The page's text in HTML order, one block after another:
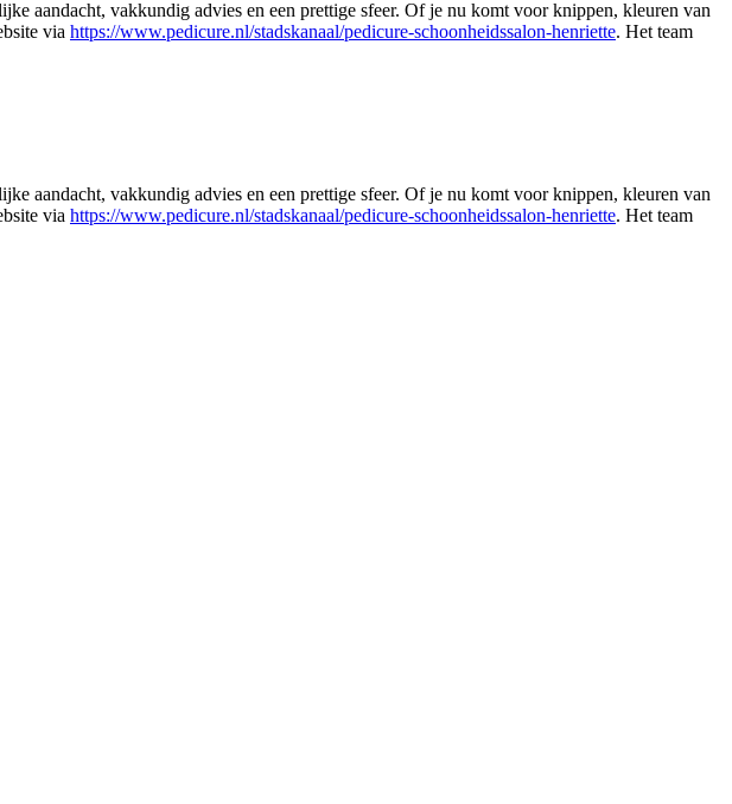
aandacht, vakkundig advies en een prettige sfeer. Of je nu komt voor knippen, kleuren van
via https://www.pedicure.nl/stadskanaal/pedicure-schoonheidssalon-henriette. Het team
aandacht, vakkundig advies en een prettige sfeer. Of je nu komt voor knippen, kleuren van
via https://www.pedicure.nl/stadskanaal/pedicure-schoonheidssalon-henriette. Het team